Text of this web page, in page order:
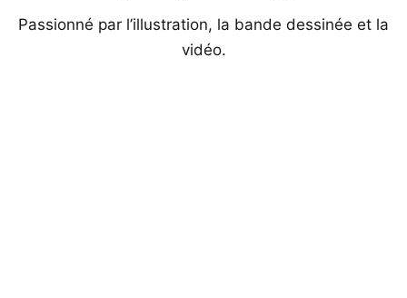
Passionné par l’illustration, la bande dessinée et la
vidéo.